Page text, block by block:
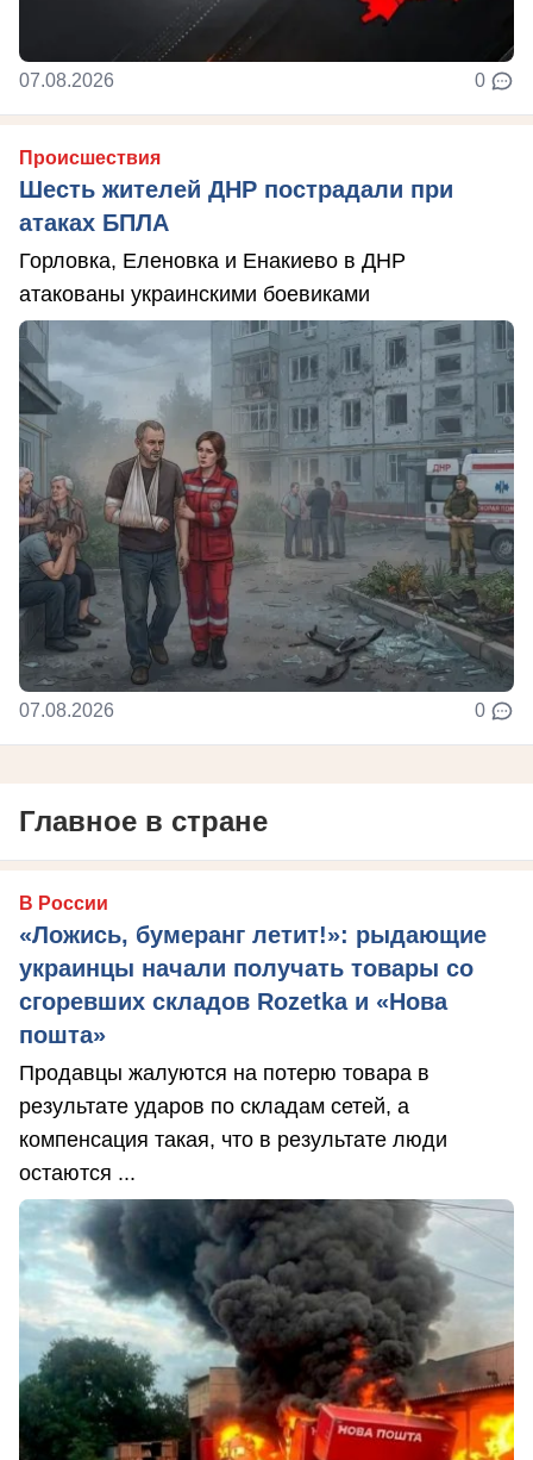
07.08.2026 0
Происшествия
Шесть жителей ДНР пострадали при
атаках БПЛА
Горловка, Еленовка и Енакиево в ДНР
атакованы украинскими боевиками
07.08.2026 0
Главное в стране
В России
«Ложись, бумеранг летит!»: рыдающие
украинцы начали получать товары со
сгоревших складов Rozetka и «Нова
пошта»
Продавцы жалуются на потерю товара в
результате ударов по складам сетей, а
компенсация такая, что в результате люди
остаются ...